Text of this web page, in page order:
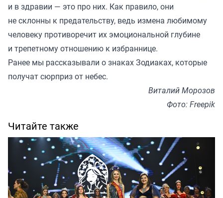
и в здравии — это про них. Как правило, они
не склонны к предательству, ведь измена любимому
человеку противоречит их эмоциональной глубине
и трепетному отношению к избраннице.
Ранее мы рассказывали о знаках Зодиаках, которые
получат сюрприз от небес.
Виталий Морозов
Фото: Freepik
Читайте также